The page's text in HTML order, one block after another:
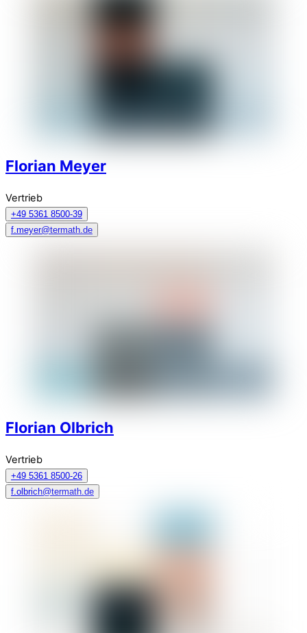
Florian Meyer
Vertrieb
+49 5361 8500-39
f.meyer@termath.de
Florian Olbrich
Vertrieb
+49 5361 8500-26
f.olbrich@termath.de